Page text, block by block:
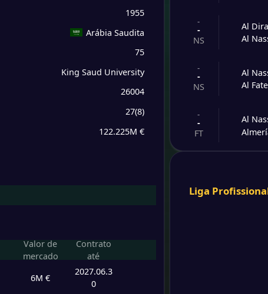
1955
Arábia Saudita
75
King Saud University
26004
27(8)
122.225M €
Valor de
mercado
Contrato
até
6M €
2027.06.3
0
-
-
NS
Al
Al
-
-
NS
Al
Al
-
-
FT
Al
CF
Liga